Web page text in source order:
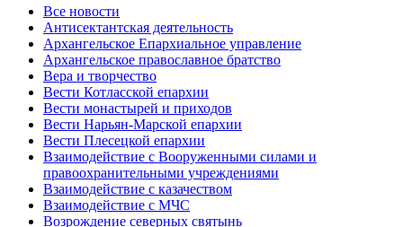
Все новости
Антисектантская деятельность
Архангельское Епархиальное управление
Архангельское православное братство
Вера и творчество
Вести Котласской епархии
Вести монастырей и приходов
Вести Нарьян-Марской епархии
Вести Плесецкой епархии
Взаимодействие с Вооруженными силами и
правоохранительными учреждениями
Взаимодействие с казачеством
Взаимодействие с МЧС
Возрождение северных святынь